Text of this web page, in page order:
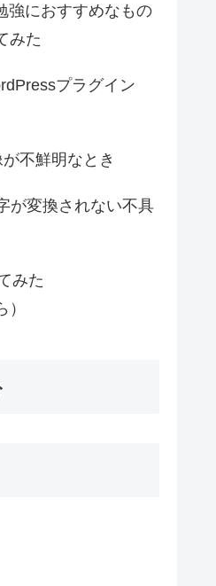
強におすすめなもの
みた
プラグイン
不鮮明なとき
が変換されない不具
みた